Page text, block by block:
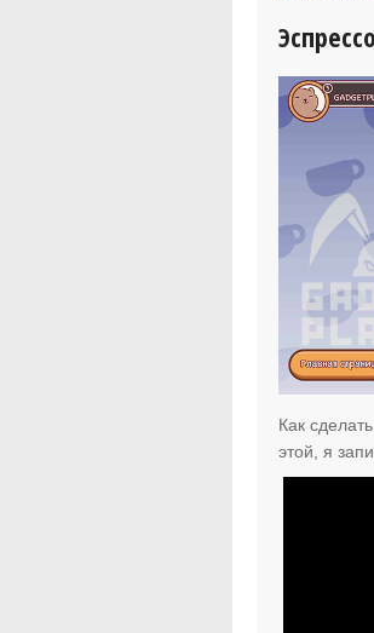
Эспрессо
Как
этой, я